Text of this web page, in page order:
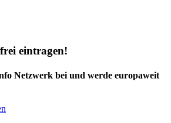
eintragen!
Netzwerk bei und werde europaweit